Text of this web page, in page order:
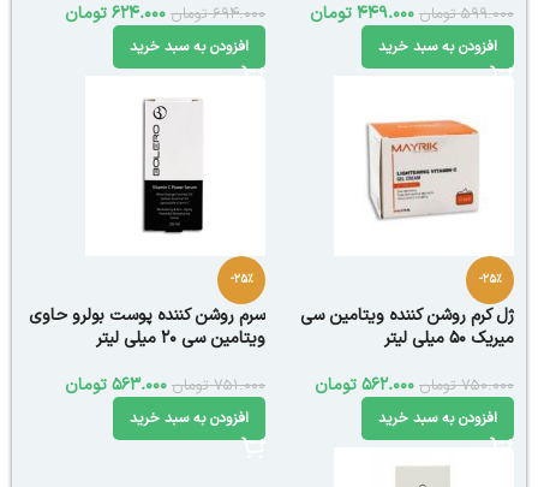
599.000 تومان 449.000تومان
افزودن به سبد خرید
694.000 تومان 624.000تومان
افزودن به سبد خرید
-25%
ژل کرم روشن کننده ویتامین سی
میریک 50 میلی لیتر
750.000 تومان 562.000تومان
افزودن به سبد خرید
-25%
سرم روشن کننده پوست بولرو حاوی
ویتامین سی 20 میلی لیتر
751.000 تومان 563.000تومان
افزودن به سبد خرید